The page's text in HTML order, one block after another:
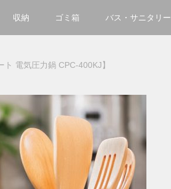
収納 ゴミ箱 バス・サニタリー
電気圧力鍋 CPC-400KJ】